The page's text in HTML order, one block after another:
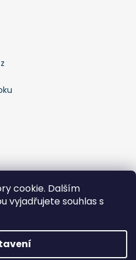
cookie. Dalším
vyjadřujete souhlas s
Krása jachtingu